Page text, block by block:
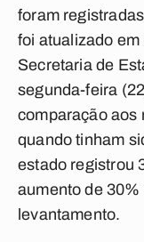
foram
foi atualizado
Secretaria de
segunda-feira
comparação aos
quando tinham
estado registrou
aumento de
levantamento.